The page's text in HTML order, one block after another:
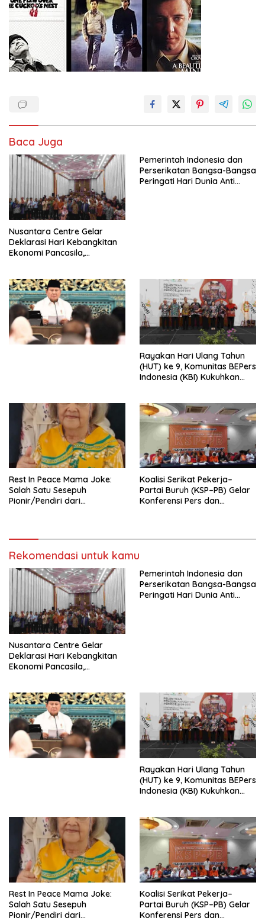
Baca Juga
Nusantara Centre Gelar
Deklarasi Hari Kebangkitan
Ekonomi Pancasila,
Penjajahan (Pergolakan
Ekonomi Politik Indonesia) &
Simposium Nasional “Urgensi
Undang-Undang
Perekonomian Nasional dan
Kesejahteraan Sosial dalam
Pemerintah Indonesia dan
Perserikatan Bangsa-Bangsa
Peringati Hari Dunia Anti
Rayakan Hari Ulang Tahun
(HUT) ke 9, Komunitas BEPers
Indonesia (KBI) Kukuhkan
Tema: “Penguatan dan
Pengembangan Organisasi
KBI yang Berbasis Riset di
seluruh Indonesia dan
Mancanegara”.
Rest In Peace Mama Joke:
Salah Satu Sesepuh
Pionir/Pendiri dari
Koalisi Serikat Pekerja–
Partai Buruh (KSP–PB) Gelar
Konferensi Pers dan
Rekomendasi untuk kamu
Nusantara Centre Gelar
Deklarasi Hari Kebangkitan
Ekonomi Pancasila,
Penjajahan (Pergolakan
Ekonomi Politik Indonesia) &
Simposium Nasional “Urgensi
Undang-Undang
Perekonomian Nasional dan
Kesejahteraan Sosial dalam
Pemerintah Indonesia dan
Perserikatan Bangsa-Bangsa
Peringati Hari Dunia Anti
Rayakan Hari Ulang Tahun
(HUT) ke 9, Komunitas BEPers
Indonesia (KBI) Kukuhkan
Tema: “Penguatan dan
Pengembangan Organisasi
KBI yang Berbasis Riset di
seluruh Indonesia dan
Mancanegara”.
Rest In Peace Mama Joke:
Salah Satu Sesepuh
Pionir/Pendiri dari
Koalisi Serikat Pekerja–
Partai Buruh (KSP–PB) Gelar
Konferensi Pers dan